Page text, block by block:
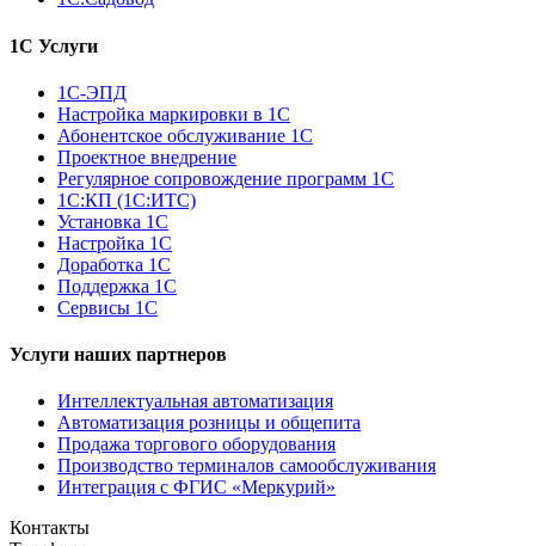
1С Услуги
1С-ЭПД
Настройка маркировки в 1С
Абонентское обслуживание 1С
Проектное внедрение
Регулярное сопровождение программ 1С
1С:КП (1С:ИТС)
Установка 1С
Настройка 1С
Доработка 1С
Поддержка 1С
Сервисы 1С
Услуги наших партнеров
Интеллектуальная автоматизация
Автоматизация розницы и общепита
Продажа торгового оборудования
Производство терминалов самообслуживания
Интеграция с ФГИС «Меркурий»
Контакты